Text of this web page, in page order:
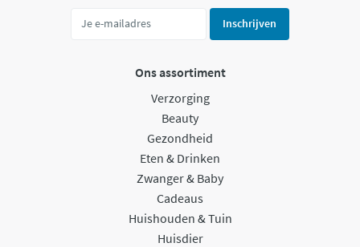
Inschrijven
Ons assortiment
Verzorging
Beauty
Gezondheid
Eten & Drinken
Zwanger & Baby
Cadeaus
Huishouden & Tuin
Huisdier